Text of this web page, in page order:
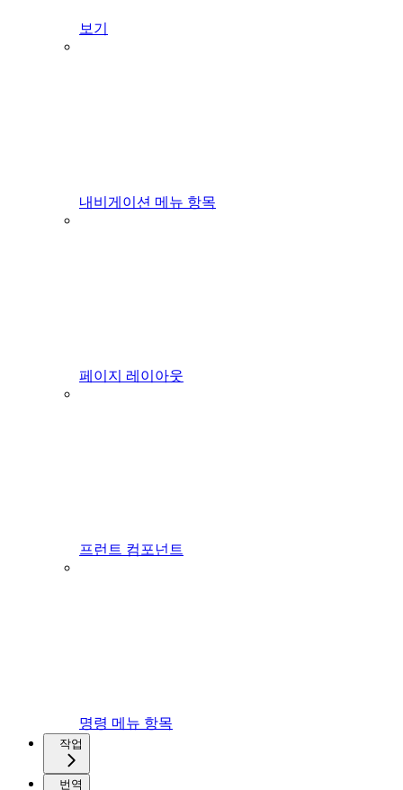
보기
내비게이션 메뉴 항목
페이지 레이아웃
프런트 컴포넌트
명령 메뉴 항목
작업
번역